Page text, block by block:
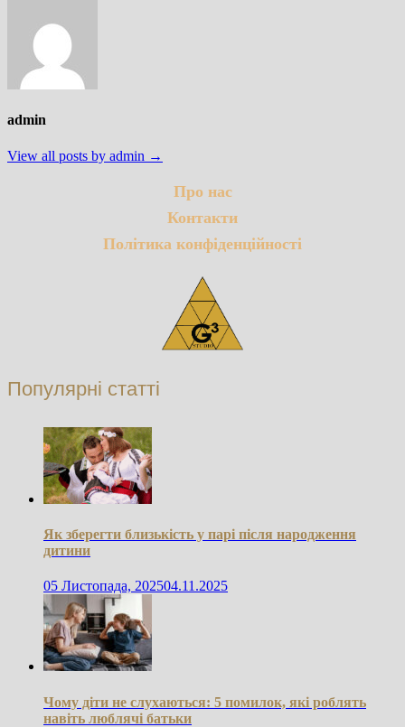
admin
View all posts by admin →
Про нас
Контакти
Політика конфіденційності
Популярні статті
Як зберегти близькість у парі після народження
дитини
05 Листопада, 202504.11.2025
Чому діти не слухаються: 5 помилок, які роблять
навіть люблячі батьки